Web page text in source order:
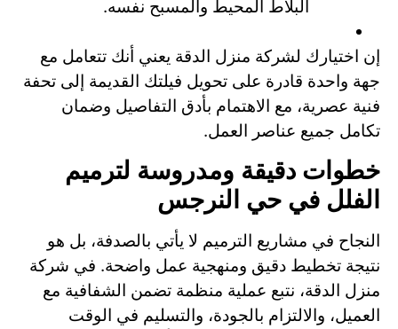
البلاط المحيط والمسبح نفسه.
إن اختيارك لشركة منزل الدقة يعني أنك تتعامل مع
جهة واحدة قادرة على تحويل فيلتك القديمة إلى تحفة
فنية عصرية، مع الاهتمام بأدق التفاصيل وضمان
تكامل جميع عناصر العمل.
خطوات دقيقة ومدروسة لترميم
الفلل في حي النرجس
النجاح في مشاريع الترميم لا يأتي بالصدفة، بل هو
نتيجة تخطيط دقيق ومنهجية عمل واضحة. في شركة
منزل الدقة، نتبع عملية منظمة تضمن الشفافية مع
العميل، والالتزام بالجودة، والتسليم في الوقت